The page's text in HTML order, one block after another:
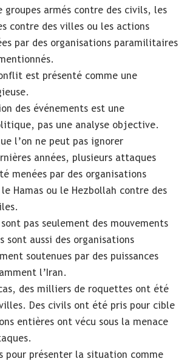
groupes armés contre des civils, les
contre des villes ou les actions
par des organisations paramilitaires
est présenté comme une
des événements est une
pas une analyse objective.
l’on ne peut pas ignorer
années, plusieurs attaques
menées par des organisations
Hamas ou le Hezbollah contre des
sont pas seulement des mouvements
sont aussi des organisations
soutenues par des puissances
l’Iran.
des milliers de roquettes ont été
Des civils ont été pris pour cible
entières ont vécu sous la menace
pour présenter la situation comme